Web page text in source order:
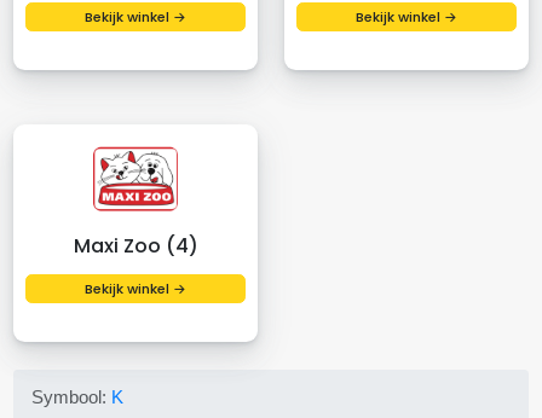
Bekijk winkel → Bekijk winkel →
Maxi Zoo (4)
Bekijk winkel →
Symbool: K